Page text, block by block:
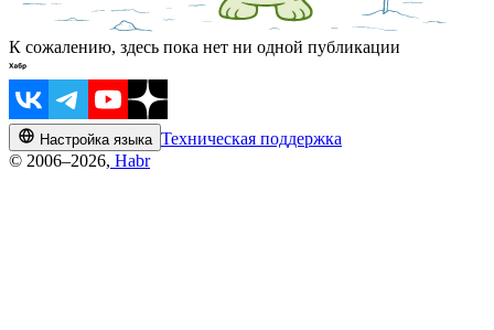
К сожалению, здесь пока нет ни одной публикации
Настройка языка Техническая поддержка
© 2006–2026, Habr